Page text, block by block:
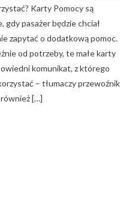
Karty Pomocy są
gdy pasażer będzie chciał
zapytać o dodatkową pomoc.
od potrzeby, te małe karty
komunikat, z którego
– tłumaczy
[…]